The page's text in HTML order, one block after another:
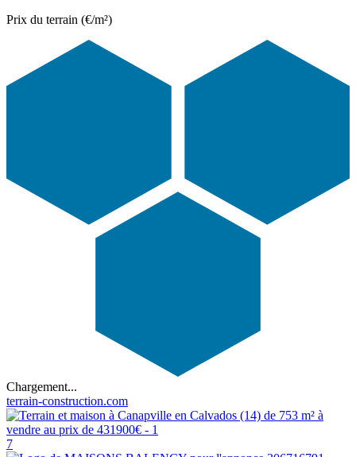
Prix du terrain (€/m²)
Chargement...
terrain-construction.com
7